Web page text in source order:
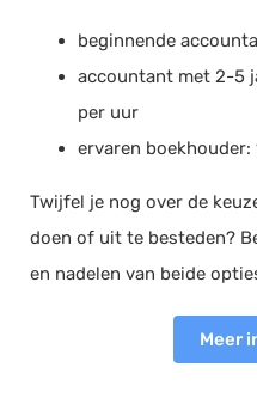
beginnende
accountant met 2-5
per uur
ervaren
Twijfel je nog over de
doen of uit te besteden?
en nadelen van beide
Meer